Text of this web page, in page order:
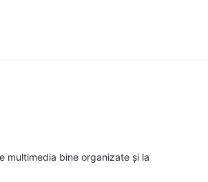
multimedia bine organizate și la